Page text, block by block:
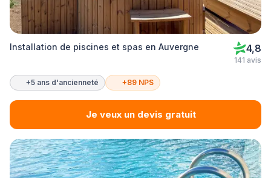
Installation de piscines et spas en Auvergne 4,8
141 avis
+5 ans d'ancienneté +89 NPS
Je veux un devis gratuit